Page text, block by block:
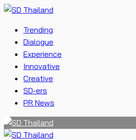
Trending
Dialogue
Experience
Innovative
Creative
SD-ers
PR News